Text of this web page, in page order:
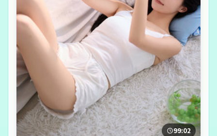
99:02